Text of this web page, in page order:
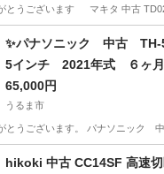
とうございます マキタ 中古
その他 インパクトドライバ
✨パナソニック 中古
5インチ 2021年式 ６ヶ月
65,000円
うるま市
とうございます。 パナソニッ
テレビ
hikoki 中古 CC14SF 高速